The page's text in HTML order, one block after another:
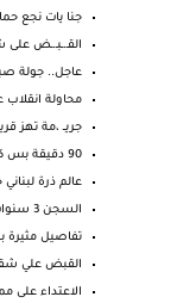
جنا يات نجع
القـ.ـبـ.ـض على
عاجل.. جولة
محاولة انقلاب
جريــ ،مة تهز
90 دقيقة بس كانت كفيلة أن 150 طيارة أمريكية تقتحم ...
عالم ذرة
السجن 3 سنوات لسيدة لاتهامها باستعمال القوة مع شخص...
تفاصيل مثيرة
القبض علي
الاعتداء